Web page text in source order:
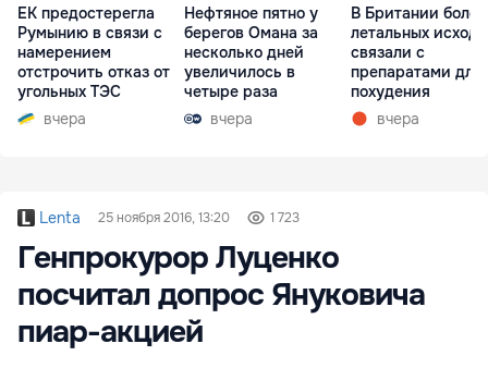
ЕК предостерегла
Румынию в связи с
намерением
отстрочить отказ от
угольных ТЭС
вчера
Нефтяное пятно у
берегов Омана за
несколько дней
увеличилось в
четыре раза
вчера
В Британии
летальных
связали с
препаратами для
похудения
вчера
Lenta 25 ноября 2016, 13:20 1 723
Генпрокурор Луценко
посчитал допрос Януковича
пиар-акцией